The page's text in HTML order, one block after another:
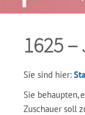
1625 –
Sie sind hier:
Sie behaupten,
Zuschauer soll